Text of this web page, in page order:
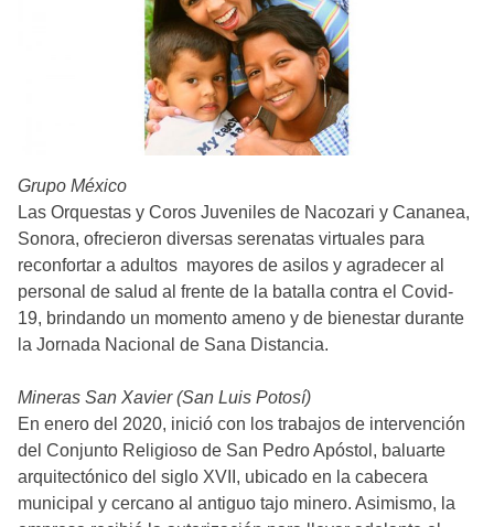
Grupo México
Las Orquestas y Coros Juveniles de Nacozari y Cananea,
Sonora, ofrecieron diversas serenatas virtuales para
reconfortar a adultos mayores de asilos y agradecer al
personal de salud al frente de la batalla contra el Covid-
19, brindando un momento ameno y de bienestar durante
la Jornada Nacional de Sana Distancia.
Mineras San Xavier (San Luis Potosí)
En enero del 2020, inició con los trabajos de intervención
del Conjunto Religioso de San Pedro Apóstol, baluarte
arquitectónico del siglo XVII, ubicado en la cabecera
municipal y cercano al antiguo tajo minero. Asimismo, la